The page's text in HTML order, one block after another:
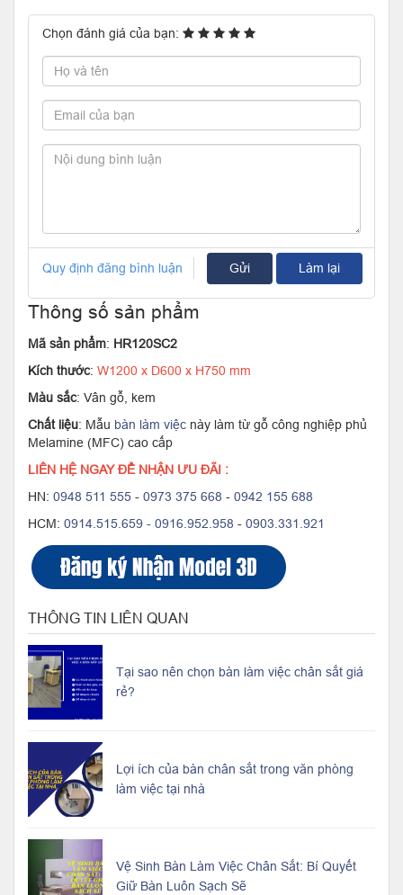
Chọn đánh giá của bạn:
Quy định đăng bình luận Gửi Làm lại
Thông số sản phẩm
Mã sản phẩm: HR120SC2
Kích thước: W1200 x D600 x H750 mm
Màu sắc: Vân gỗ, kem
Chất liệu: Mẫu bàn làm việc này làm từ gỗ công nghiệp phủ
Melamine (MFC) cao cấp
LIÊN HỆ NGAY ĐỂ NHẬN ƯU ĐÃI :
HN: 0948 511 555 - 0973 375 668 - 0942 155 688
HCM: 0914.515.659 - 0916.952.958 - 0903.331.921
THÔNG TIN LIÊN QUAN
Tại sao nên chọn bàn làm việc chân sắt giá
rẻ?
Lợi ích của bàn chân sắt trong văn phòng
làm việc tại nhà
Vệ Sinh Bàn Làm Việc Chân Sắt: Bí Quyết
Giữ Bàn Luôn Sạch Sẽ